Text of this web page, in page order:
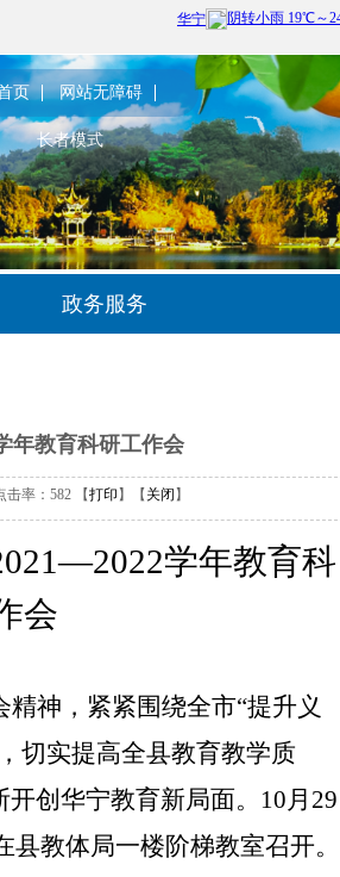
页 网站无障碍
长者模式
政务服务
年教育科研工作会
率： 582 【打印 】【 关闭 】
学年教育科
会
精神，紧紧围绕全市“提升义
切实提高全县教育教学质
创华宁教育新局面。10月29
县教体局一楼阶梯教室召开。